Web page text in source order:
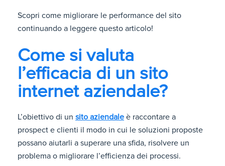
Scopri come migliorare le performance del sito
continuando a leggere questo articolo!
Come si valuta
l’efficacia di un sito
internet aziendale?
L’obiettivo di un sito aziendale è raccontare a
prospect e clienti il modo in cui le soluzioni proposte
possano aiutarli a superare una sfida, risolvere un
problema o migliorare l’efficienza dei processi.